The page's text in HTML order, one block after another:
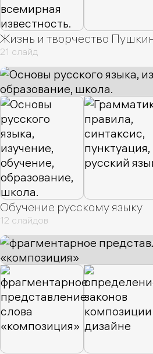
Жизнь и творчество
21 слайд
Обучение русскому языку
12 слайдов